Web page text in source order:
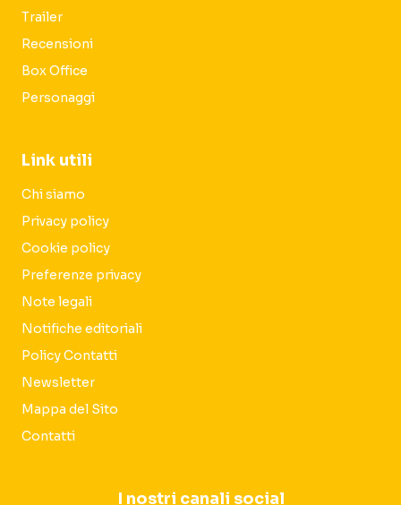
Trailer
Recensioni
Box Office
Personaggi
Link utili
Chi siamo
Privacy policy
Cookie policy
Preferenze privacy
Note legali
Notifiche editoriali
Policy Contatti
Newsletter
Mappa del Sito
Contatti
I nostri canali social